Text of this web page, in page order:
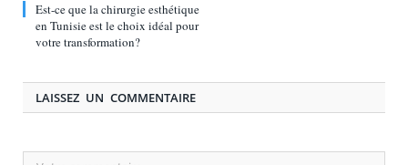
Est-ce que la chirurgie esthétique
en Tunisie est le choix idéal pour
votre transformation?
LAISSEZ UN COMMENTAIRE